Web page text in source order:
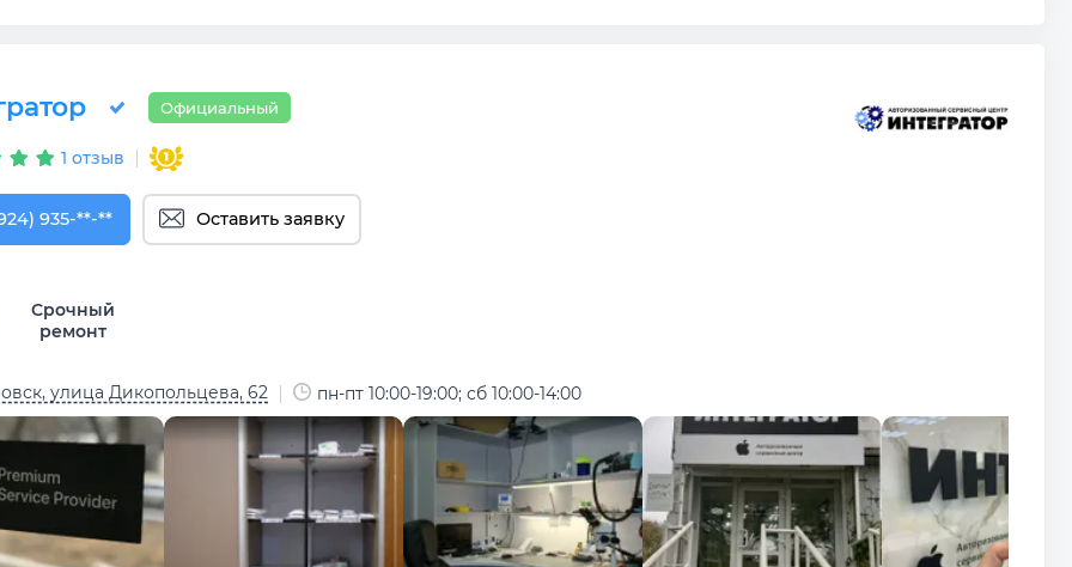
Официальный
1 отзыв
935-01-01
935-**-** Оставить заявку
Срочный
ремонт
улица Дикопольцева, 62 пн-пт 10:00-19:00; сб 10:00-14:00